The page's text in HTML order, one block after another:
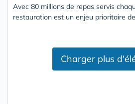
Avec 80 millions de repas servis
restauration est un enjeu prioritaire
Charger plus